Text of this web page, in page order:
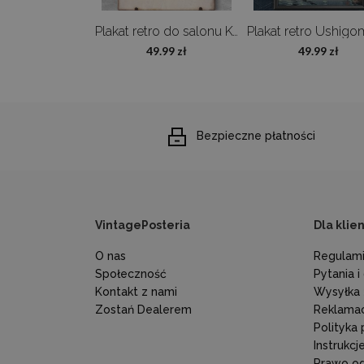
Plakat retro do salonu Kwiaty Adolphe Millot
49.99 zł 49.99 zł
Bezpieczne płatności
VintagePosteria
O nas
Społeczność
Kontakt z nami
Zostań Dealerem
Dla
Pytania
Polityka